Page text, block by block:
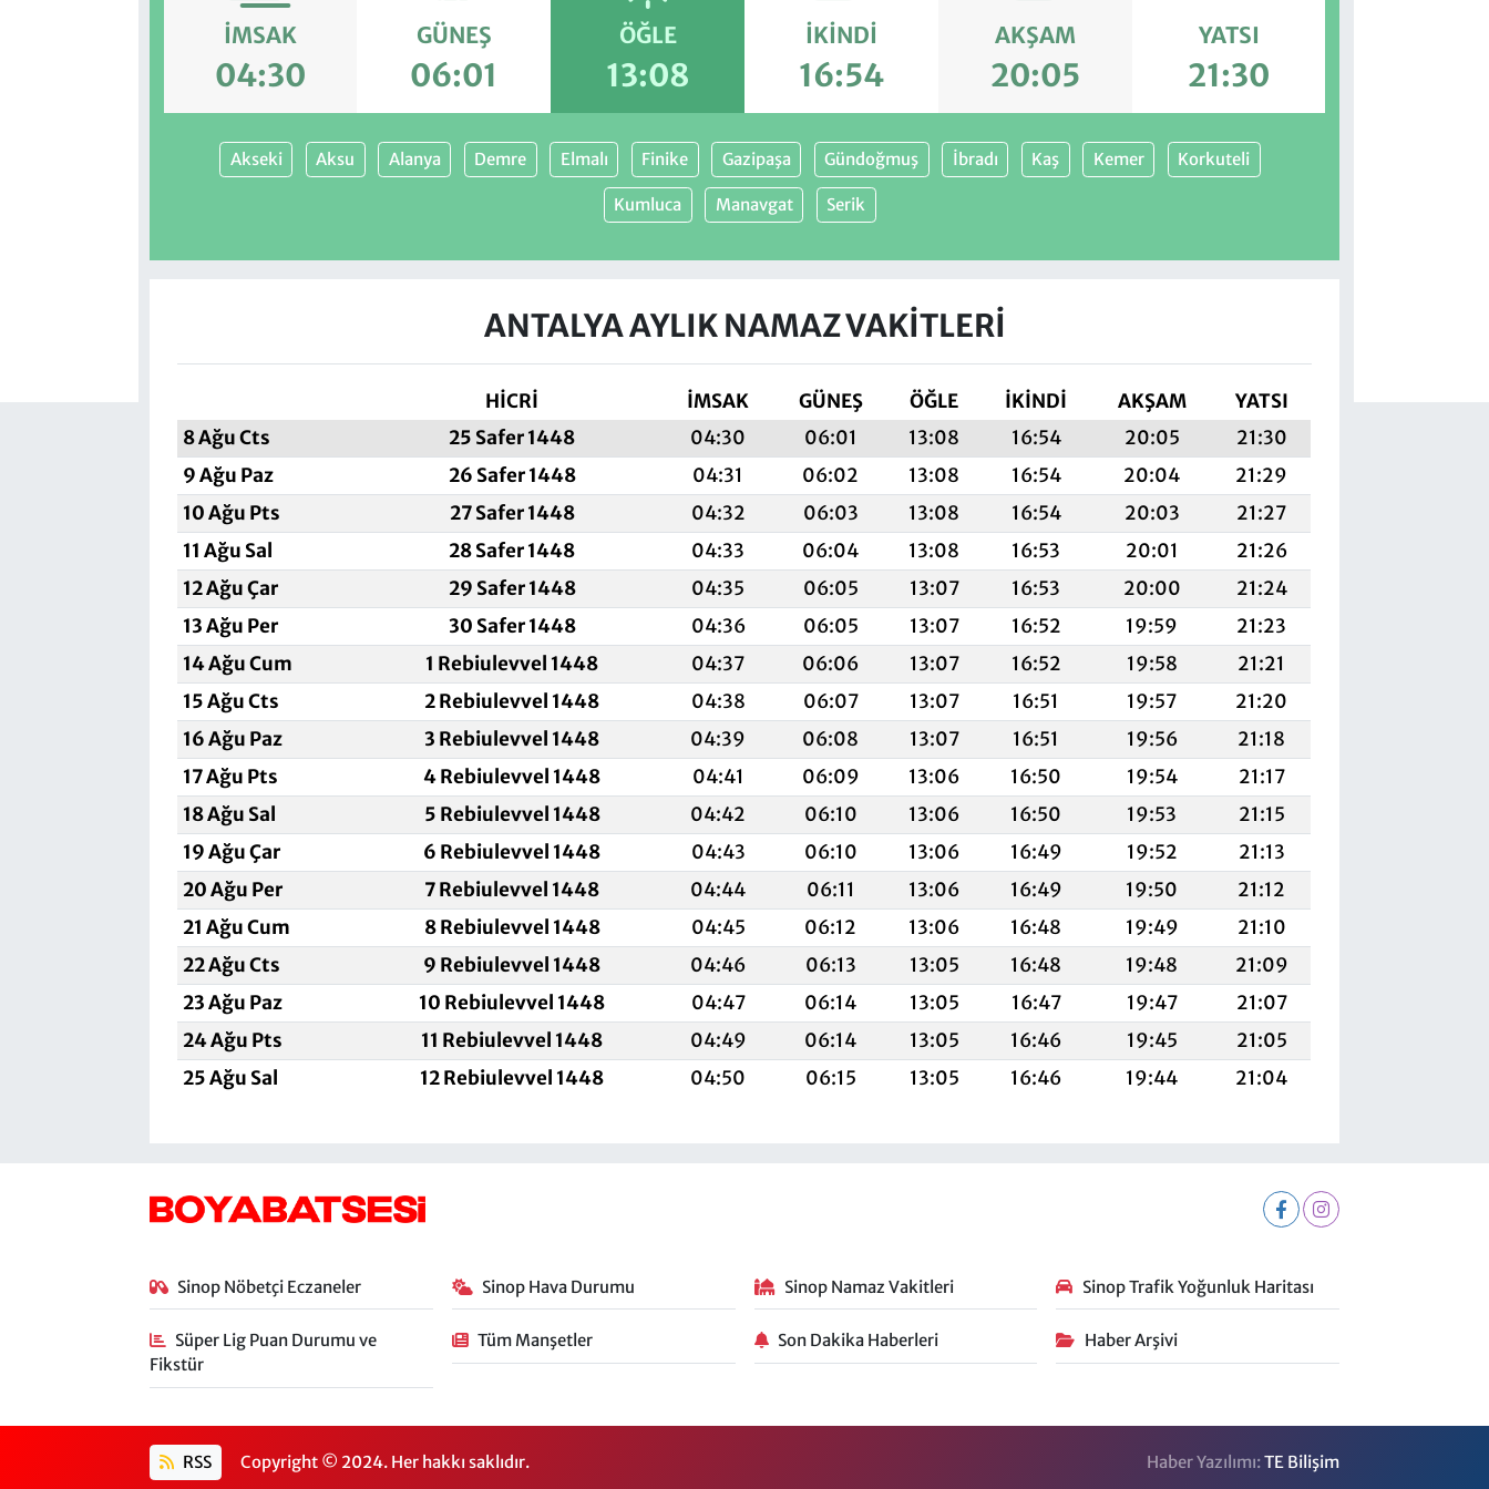
İMSAK
04:30
GÜNEŞ
06:01
ÖĞLE
13:08
İKINDI
16:54
AKŞAM
20:05
YATSI
21:30
Akseki Aksu Alanya Demre Elmalı Finike Gazipaşa Gündoğmuş İbradı Kaş Kemer Korkuteli
Kumluca Manavgat Serik
ANTALYA AYLIK NAMAZ VAKITLERI
HİCRİ İMSAK GÜNEŞ ÖĞLE İKINDI AKŞAM
YATSI
8 Ağu Cts
25 Safer 1448 04:30 06:01 13:08 16:54 20:05
21:30
9 Ağu Paz
26 Safer 1448 04:31 06:02 13:08 16:54 20:04
21:29
10 Ağu Pts
27 Safer 1448 04:32 06:03 13:08 16:54 20:03
21:27
11 Ağu Sal
28 Safer 1448 04:33 06:04 13:08 16:53 20:01
21:26
12 Ağu Çar
29 Safer 1448 04:35 06:05 13:07 16:53 20:00
21:24
13 Ağu Per
30 Safer 1448 04:36 06:05 13:07 16:52 19:59
21:23
14 Ağu Cum
1 Rebiulevvel 1448 04:37 06:06 13:07 16:52 19:58
21:21
15 Ağu Cts
2 Rebiulevvel 1448 04:38 06:07 13:07 16:51 19:57
21:20
16 Ağu Paz
3 Rebiulevvel 1448 04:39 06:08 13:07 16:51 19:56
21:18
17 Ağu Pts
4 Rebiulevvel 1448 04:41 06:09 13:06 16:50 19:54
21:17
18 Ağu Sal
5 Rebiulevvel 1448 04:42 06:10 13:06 16:50 19:53
21:15
19 Ağu Çar
6 Rebiulevvel 1448 04:43 06:10 13:06 16:49 19:52
21:13
20 Ağu Per
7 Rebiulevvel 1448 04:44 06:11 13:06 16:49 19:50
21:12
21 Ağu Cum
8 Rebiulevvel 1448 04:45 06:12 13:06 16:48 19:49
21:10
22 Ağu Cts
9 Rebiulevvel 1448 04:46 06:13 13:05 16:48 19:48
21:09
23 Ağu Paz
10 Rebiulevvel 1448 04:47 06:14 13:05 16:47 19:47
21:07
24 Ağu Pts
11 Rebiulevvel 1448 04:49 06:14 13:05 16:46 19:45
21:05
25 Ağu Sal
12 Rebiulevvel 1448 04:50 06:15 13:05 16:46 19:44 21:04
Sinop Nöbetçi Eczaneler Sinop Hava Durumu Sinop Namaz Vakitleri Sinop Trafik Yoğunluk Haritası
Süper Lig Puan Durumu ve
Fikstür
Tüm Manşetler Son Dakika Haberleri Haber Arşivi
RSS Copyright © 2024. Her hakkı saklıdır. Haber Yazılımı:TE Bilişim